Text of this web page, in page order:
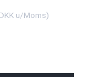
u/Moms)